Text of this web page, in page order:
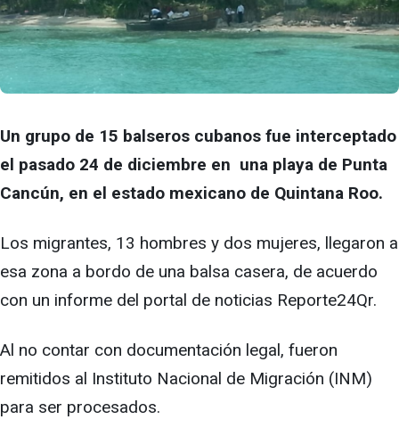
Un grupo de 15 balseros cubanos fue interceptado
el pasado 24 de diciembre en una playa de Punta
Cancún, en el estado mexicano de Quintana Roo.
Los migrantes, 13 hombres y dos mujeres, llegaron a
esa zona a bordo de una balsa casera, de acuerdo
con un informe del portal de noticias Reporte24Qr.
Al no contar con documentación legal, fueron
remitidos al Instituto Nacional de Migración (INM)
para ser procesados.